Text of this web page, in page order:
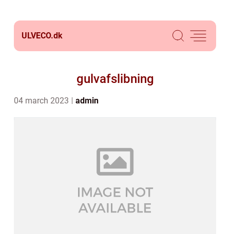
ULVECO.dk
gulvafslibning
04 march 2023 admin